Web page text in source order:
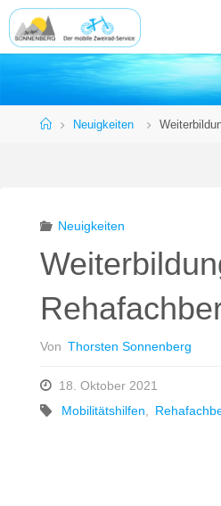
Zum
Inhalt
springen
StartNeuigkeiten
Neuigkeiten
Von Thorsten Sonnenberg
18. Oktober 2021
Mobilitätshilfen